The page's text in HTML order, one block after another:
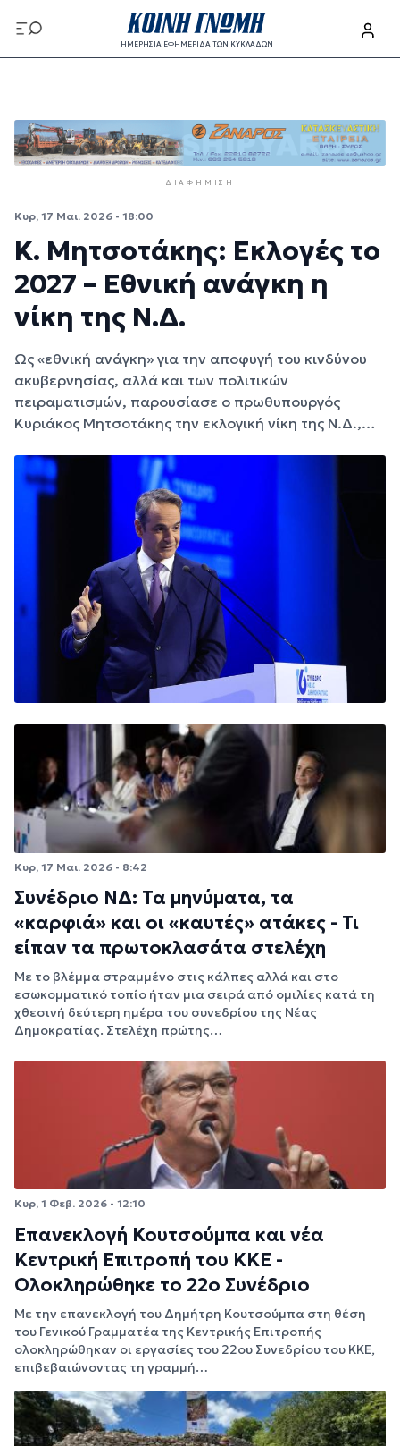
Παράκαμψη προς το κυρίως περιεχόμενο
ΗΜΕΡΗΣΙΑ ΕΦΗΜΕΡΙΔΑ ΤΩΝ ΚΥΚΛΑΔΩΝ
ΔΙΑΦΉΜΙΣΗ
Κυρ, 17 Μαι. 2026 - 18:00
Κ. Μητσοτάκης: Εκλογές το
2027 – Εθνική ανάγκη η
νίκη της Ν.Δ.
Ως «εθνική ανάγκη» για την αποφυγή του κινδύνου
ακυβερνησίας, αλλά και των πολιτικών
πειραματισμών, παρουσίασε ο πρωθυπουργός
Κυριάκος Μητσοτάκης την εκλογική νίκη της Ν.Δ.,…
Κυρ, 17 Μαι. 2026 - 8:42
Συνέδριο ΝΔ: Τα μηνύματα, τα
«καρφιά» και οι «καυτές» ατάκες - Τι
είπαν τα πρωτοκλασάτα στελέχη
Με το βλέμμα στραμμένο στις κάλπες αλλά και στο
εσωκομματικό τοπίο ήταν μια σειρά από ομιλίες κατά τη
χθεσινή δεύτερη ημέρα του συνεδρίου της Νέας
Δημοκρατίας. Στελέχη πρώτης…
Κυρ, 1 Φεβ. 2026 - 12:10
Επανεκλογή Κουτσούμπα και νέα
Κεντρική Επιτροπή του ΚΚΕ -
Ολοκληρώθηκε το 22ο Συνέδριο
Με την επανεκλογή του Δημήτρη Κουτσούμπα στη θέση
του Γενικού Γραμματέα της Κεντρικής Επιτροπής
ολοκληρώθηκαν οι εργασίες του 22ου Συνεδρίου του ΚΚΕ,
επιβεβαιώνοντας τη γραμμή…